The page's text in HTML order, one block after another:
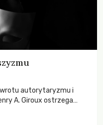
autorytaryzmu i
A. Giroux ostrzega